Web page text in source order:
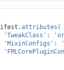
.attributes (
'TweakClass' :
'MixinConfigs' :